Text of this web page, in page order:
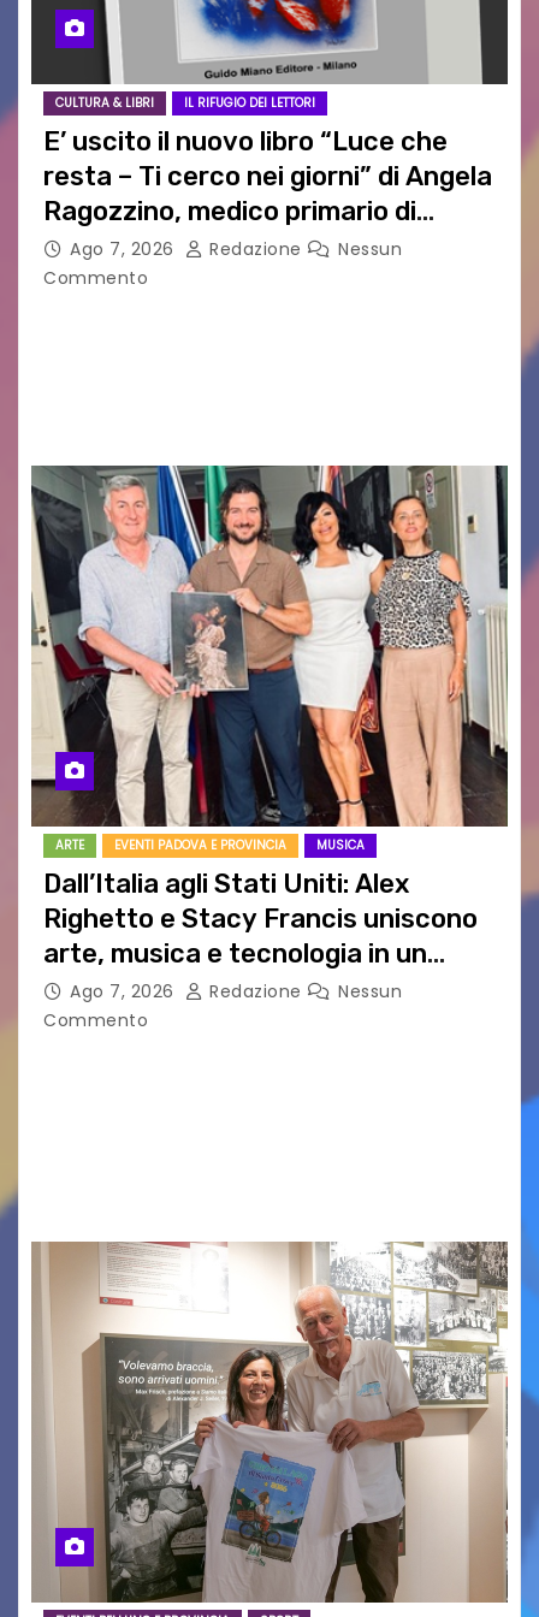
CULTURA & LIBRI IL RIFUGIO DEI LETTORI
E’ uscito il nuovo libro “Luce che
resta – Ti cerco nei giorni” di Angela
Ragozzino, medico primario di
Capua
Ago 7, 2026 Redazione
Nessun
Commento
ARTE EVENTI PADOVA E PROVINCIA MUSICA
Dall’Italia agli Stati Uniti: Alex
Righetto e Stacy Francis uniscono
arte, musica e tecnologia in un
nuovo progetto internazionale”
Ago 7, 2026 Redazione
Nessun
Commento